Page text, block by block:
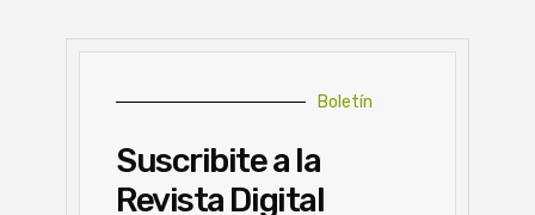
Boletín
Suscribite a la
Revista Digital